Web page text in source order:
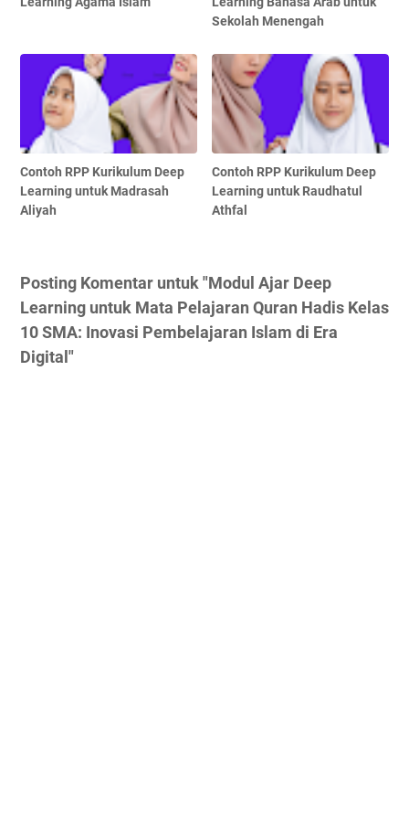
Sekolah Menengah
Contoh RPP Kurikulum Deep
Learning untuk Madrasah
Aliyah
Contoh RPP Kurikulum Deep
Learning untuk Raudhatul
Athfal
Posting Komentar untuk "Modul Ajar Deep
Learning untuk Mata Pelajaran Quran Hadis Kelas
10 SMA: Inovasi Pembelajaran Islam di Era
Digital"